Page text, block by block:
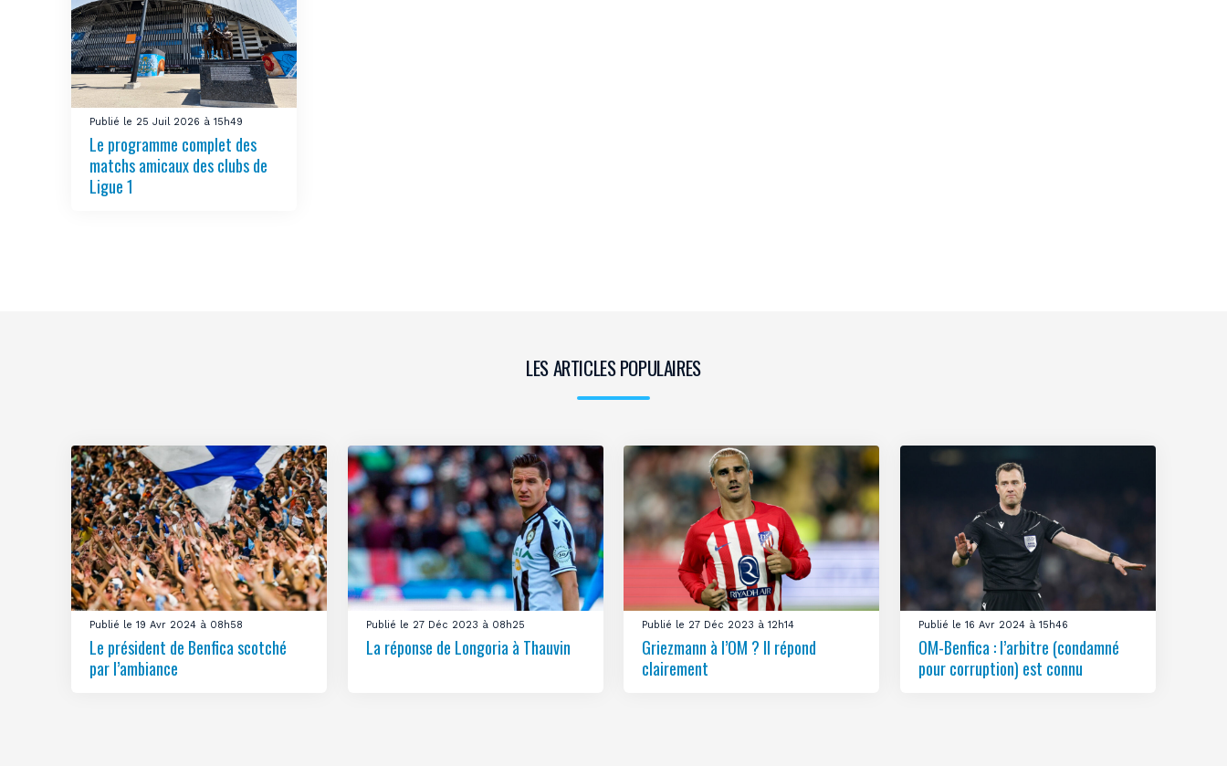
Publié le 25 Juil 2026 à 15h49
Le programme complet des
matchs amicaux des clubs de
Ligue 1
LES ARTICLES POPULAIRES
Publié le 19 Avr 2024 à 08h58
Le président de Benfica scotché
par l’ambiance
Publié le 27 Déc 2023 à 08h25
La réponse de Longoria à Thauvin
Publié le 27 Déc 2023 à 12h14
Griezmann à l’OM ? Il répond
clairement
Publié le 16 Avr 2024 à 15h46
OM-Benfica : l’arbitre (condamné
pour corruption) est connu